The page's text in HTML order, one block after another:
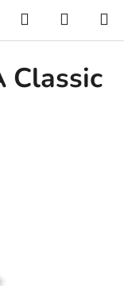
Hledat
KOŠÍK
Classic